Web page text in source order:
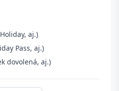
aj.)
Pass, aj.)
dovolená, aj.)